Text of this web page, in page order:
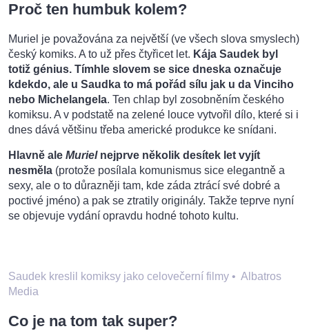
Proč ten humbuk kolem?
Muriel je považována za největší (ve všech slova smyslech)
český komiks. A to už přes čtyřicet let. Kája Saudek byl
totiž génius. Tímhle slovem se sice dneska označuje
kdekdo, ale u Saudka to má pořád sílu jak u da Vinciho
nebo Michelangela. Ten chlap byl zosobněním českého
komiksu. A v podstatě na zelené louce vytvořil dílo, které si i
dnes dává většinu třeba americké produkce ke snídani.
Hlavně ale Muriel nejprve několik desítek let vyjít
nesměla (protože posílala komunismus sice elegantně a
sexy, ale o to důrazněji tam, kde záda ztrácí své dobré a
poctivé jméno) a pak se ztratily originály. Takže teprve nyní
se objevuje vydání opravdu hodné tohoto kultu.
Saudek kreslil komiksy jako celovečerní filmy • Albatros
Media
Co je na tom tak super?